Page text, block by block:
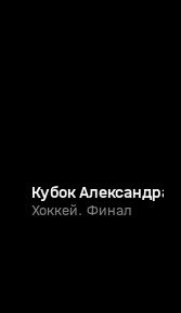
Кубок Александра
Хоккей. Финал